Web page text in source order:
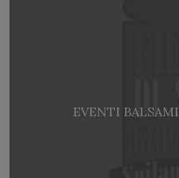
EVENTI